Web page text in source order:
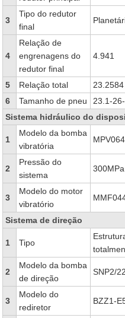
3
Tipo do redutor
final
4
Relação de
engrenagens do
redutor final
4.941
5 Relação total
23.2584
6
Tamanho de pneu
23.1-
Sistema hidráulico do
1
Modelo da bomba
vibratória
2
Pressão do
sistema
300MPa
3
Modelo do motor
vibratório
Sistema de direção
1 Tipo
2
Modelo da bomba
de direção
SNP2/
3
Modelo do
rediretor
BZZ1-